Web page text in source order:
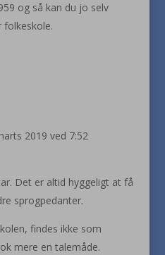
og så kan du jo selv
folkeskole.
2019 ved 7:52
Det er altid hyggeligt at få
sprogpedanter.
findes ikke som
mere en talemåde.